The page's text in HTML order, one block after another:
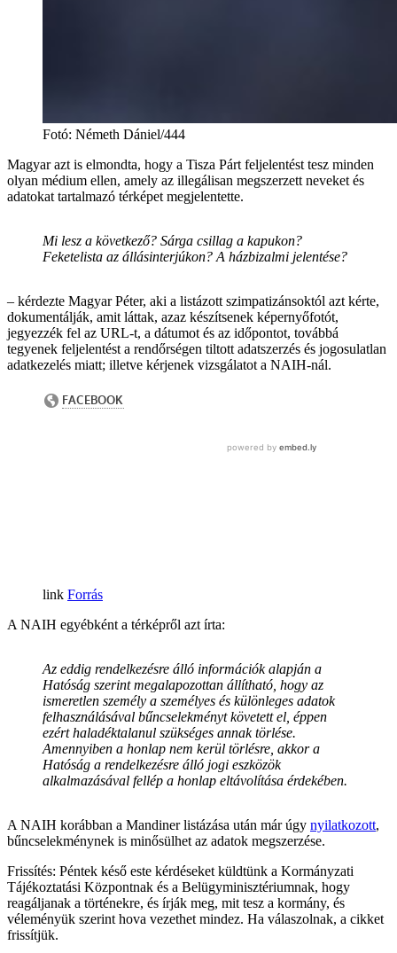
Fotó: Németh Dániel/444
Magyar azt is elmondta, hogy a Tisza Párt feljelentést tesz minden
olyan médium ellen, amely az illegálisan megszerzett neveket és
adatokat tartalmazó térképet megjelentette.
Mi lesz a következő? Sárga csillag a kapukon?
Feketelista az állásinterjúkon? A házbizalmi jelentése?
– kérdezte Magyar Péter, aki a listázott szimpatizánsoktól azt kérte,
dokumentálják, amit láttak, azaz készítsenek képernyőfotót,
jegyezzék fel az URL-t, a dátumot és az időpontot, továbbá
tegyenek feljelentést a rendőrségen tiltott adatszerzés és jogosulatlan
adatkezelés miatt; illetve kérjenek vizsgálatot a NAIH-nál.
Forrás
A NAIH egyébként a térképről azt írta:
Az eddig rendelkezésre álló információk alapján a
Hatóság szerint megalapozottan állítható, hogy az
ismeretlen személy a személyes és különleges adatok
felhasználásával bűncselekményt követett el, éppen
ezért haladéktalanul szükséges annak törlése.
Amennyiben a honlap nem kerül törlésre, akkor a
Hatóság a rendelkezésre álló jogi eszközök
alkalmazásával fellép a honlap eltávolítása érdekében.
A NAIH korábban a Mandiner listázása után már úgy nyilatkozott,
bűncselekménynek is minősülhet az adatok megszerzése.
Frissítés: Péntek késő este kérdéseket küldtünk a Kormányzati
Tájékoztatási Központnak és a Belügyminisztériumnak, hogy
reagáljanak a történekre, és írják meg, mit tesz a kormány, és
véleményük szerint hova vezethet mindez. Ha válaszolnak, a cikket
frissítjük.